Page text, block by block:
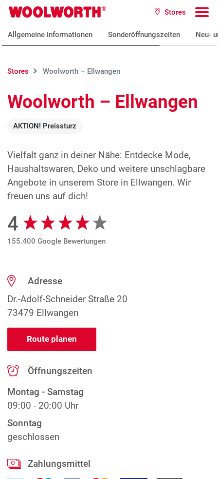
Zum Hauptinhalt
Woolworth GmbH Stores
Allgemeine Informationen Sonderöffnungszeiten Neu-
Stores Woolworth – Ellwangen
Woolworth – Ellwangen
AKTION! Preissturz
Vielfalt ganz in deiner Nähe: Entdecke Mode,
Haushaltswaren, Deko und weitere unschlagbare
Angebote in unserem Store in Ellwangen. Wir
freuen uns auf dich!
Google Bewertungen
4
155.400 Google Bewertungen
Adresse
Dr.-Adolf-Schneider Straße 20
73479 Ellwangen
Route planen
Öffnungszeiten
Montag - Samstag
09:00 - 20:00 Uhr
Sonntag
geschlossen
Zahlungsmittel